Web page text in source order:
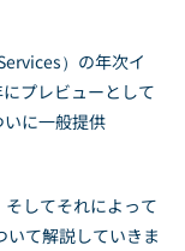
）の年次イ
プレビューとして
に一般提供
してそれによって
て解説していきま